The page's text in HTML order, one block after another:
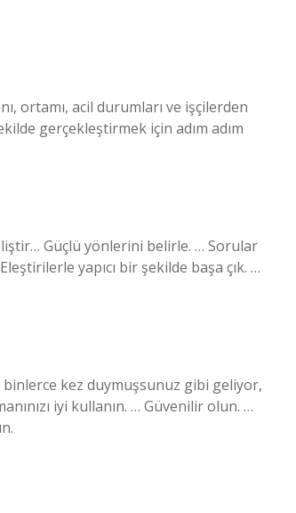
ortamı, acil durumları ve işçilerden
gerçekleştirmek için adım adım
Güçlü yönlerini belirle. … Sorular
yapıcı bir şekilde başa çık. …
binlerce kez duymuşsunuz gibi geliyor,
iyi kullanın. … Güvenilir olun. …